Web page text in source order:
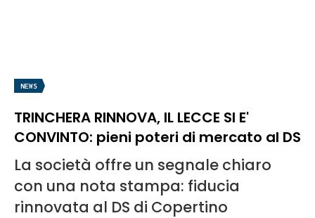
NEWS
TRINCHERA RINNOVA, IL LECCE SI E'
CONVINTO: pieni poteri di mercato al DS
La società offre un segnale chiaro
con una nota stampa: fiducia
rinnovata al DS di Copertino